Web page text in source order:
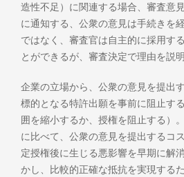
造性不足）に関連する場合、審査意
に通知する、公衆の意見は手続きを
ではなく、審査官は自主的に採用す
とができるが、審査決定で理由を説
企業の立場から、公衆の意見を提出
標的となる特許出願を事前に阻止す
囲を縮小するか、授権を阻止する）
に比べて、公衆の意見を提出するコ
定授権後に生じる悪影響を早期に解
かし、比較的正確な抵抗を実現する